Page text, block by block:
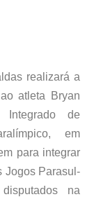
realizará a
atleta Bryan
de
em
para integrar
Jogos Parasul-
na